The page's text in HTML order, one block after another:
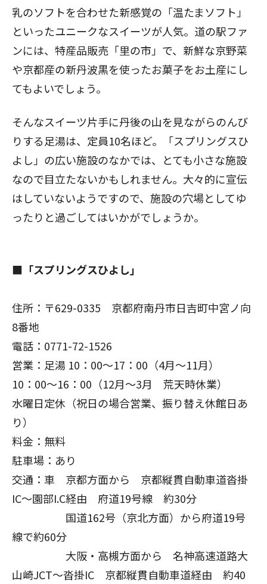
乳のソフトを合わせた新感覚の「温たまソフト」
といったユニークなスイーツが人気。道の駅ファ
ンには、特産品販売「里の市」で、新鮮な京野菜
や京都産の新丹波黒を使ったお菓子をお土産にし
てもよいでしょう。
そんなスイーツ片手に丹後の山を見ながらのんび
りする足湯は、定員10名ほど。「スプリングスひ
よし」の広い施設のなかでは、とても小さな施設
なので目立たないかもしれません。大々的に宣伝
はしていないようですので、施設の穴場としてゆ
ったりと過ごしてはいかがでしょうか。
■ 「スプリングスひよし」
住所：〒629-0335 京都府南丹市日吉町中宮ノ向
8番地
電話：0771-72-1526
営業：足湯 10：00～17：00（4月～11月）
10：00～16：00（12月～3月 荒天時休業）
水曜日定休（祝日の場合営業、振り替え休館日あ
り）
料金：無料
駐車場：あり
交通：車 京都方面から 京都縦貫自動車道沓掛
IC～園部I.C経由 府道19号線 約30分
国道162号（京北方面）から府道19号
線で約60分
大阪・高槻方面から 名神高速道路大
山崎JCT～沓掛IC 京都縦貫自動車道経由 約40